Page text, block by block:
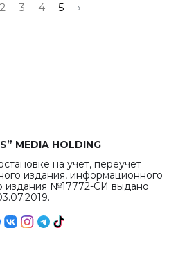
2 3 4 5 ›
MEDIA HOLDING
на учет, переучет
издания, информационного
издания №17772-СИ выдано